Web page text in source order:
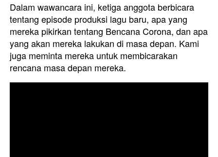
Dalam wawancara ini, ketiga anggota berbicara
tentang episode produksi lagu baru, apa yang
mereka pikirkan tentang Bencana Corona, dan apa
yang akan mereka lakukan di masa depan. Kami
juga meminta mereka untuk membicarakan
rencana masa depan mereka.